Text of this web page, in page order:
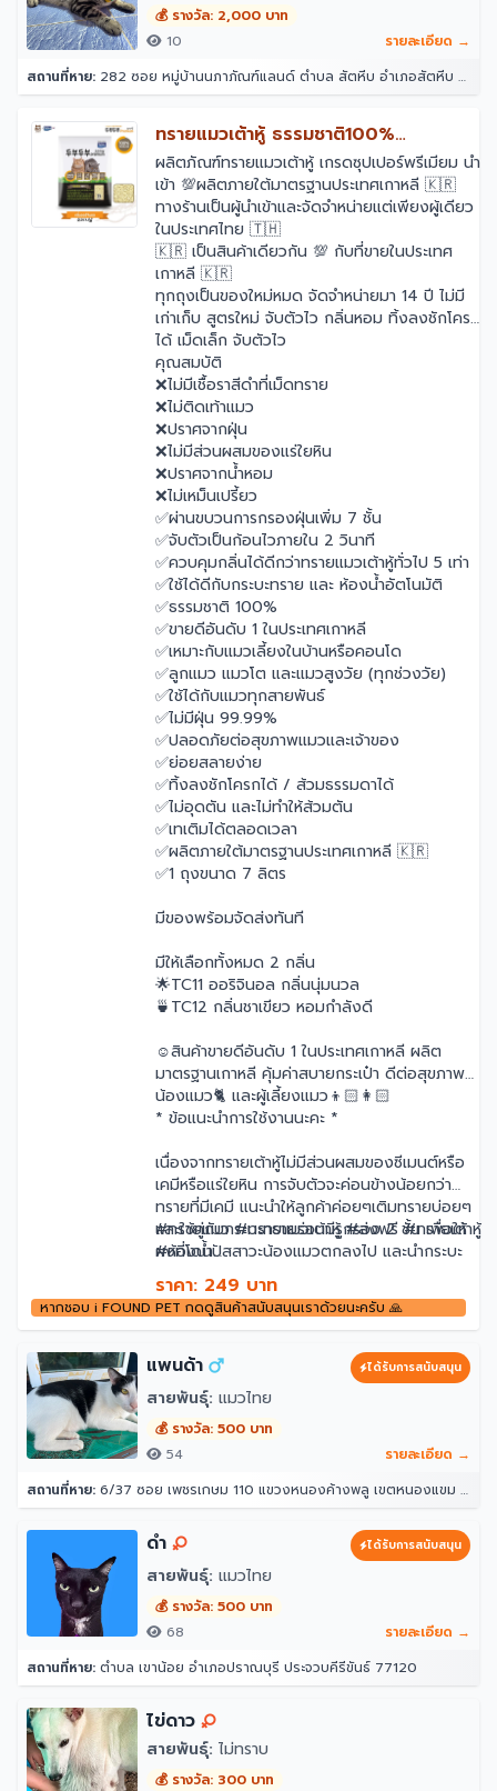
💰 รางวัล: 2,000 บาท
10
รายละเอียด →
สถานที่หาย: 282 ซอย หมู่บ้านนภาภัณฑ์แลนด์ ตำบล สัตหีบ อำเภอสัตหีบ ชลบุรี 20180
ทรายแมวเต้าหู้ ธรรมชาติ100%
TOFUTOFU Premium เกรดซุปเปอร์
พรีเมียม
ผลิตภัณฑ์ทรายแมวเต้าหู้ เกรดซุปเปอร์พรีเมียม นำ
เข้า 💯ผลิตภายใต้มาตรฐานประเทศเกาหลี 🇰🇷
ทางร้านเป็นผู้นำเข้าและจัดจำหน่ายแต่เพียงผู้เดียว
ในประเทศไทย 🇹🇭
🇰🇷 เป็นสินค้าเดียวกัน 💯 กับที่ขายในประเทศ
เกาหลี 🇰🇷
ทุกถุงเป็นของใหม่หมด จัดจำหน่ายมา 14 ปี ไม่มี
เก่าเก็บ สูตรใหม่ จับตัวไว กลิ่นหอม ทิ้งลงชักโครก
ได้ เม็ดเล็ก จับตัวไว
คุณสมบัติ
❌ไม่มีเชื้อราสีดำที่เม็ดทราย
❌ไม่ติดเท้าแมว
❌ปราศจากฝุ่น
❌ไม่มีส่วนผสมของแร่ใยหิน
❌ปราศจากน้ำหอม
❌ไม่เหม็นเปรี้ยว
✅ผ่านขบวนการกรองฝุ่นเพิ่ม 7 ชั้น
✅จับตัวเป็นก้อนไวภายใน 2 วินาที
✅ควบคุมกลิ่นได้ดีกว่าทรายแมวเต้าหู้ทั่วไป 5 เท่า
✅ใช้ได้ดีกับกระบะทราย และ ห้องน้ำอัตโนมัติ
✅ธรรมชาติ 100%
✅ขายดีอันดับ 1 ในประเทศเกาหลี
✅เหมาะกับแมวเลี้ยงในบ้านหรือคอนโด
✅ลูกแมว แมวโต และแมวสูงวัย (ทุกช่วงวัย)
✅ใช้ได้กับแมวทุกสายพันธ์
✅ไม่มีฝุ่น 99.99%
✅ปลอดภัยต่อสุขภาพแมวและเจ้าของ
✅ย่อยสลายง่าย
✅ทิ้งลงชักโครกได้ / ส้วมธรรมดาได้
✅ไม่อุดตัน และไม่ทำให้ส้วมตัน
✅เทเติมได้ตลอดเวลา
✅ผลิตภายใต้มาตรฐานประเทศเกาหลี 🇰🇷
✅1 ถุงขนาด 7 ลิตร
มีของพร้อมจัดส่งทันที
มีให้เลือกทั้งหมด 2 กลิ่น
🌟TC11 ออริจินอล กลิ่นนุ่มนวล
🍵TC12 กลิ่นชาเขียว หอมกำลังดี
☺️สินค้าขายดีอันดับ 1 ในประเทศเกาหลี ผลิต
มาตรฐานเกาหลี คุ้มค่าสบายกระเป๋า ดีต่อสุขภาพ
น้องแมว🐈 และผู้เลี้ยงแมว👦🏻👩🏻
* ข้อแนะนำการใช้งานนะคะ *
เนื่องจากทรายเต้าหู้ไม่มีส่วนผสมของซีเมนต์หรือ
เคมีหรือแร่ใยหิน การจับตัวจะค่อนข้างน้อยกว่า
ทรายที่มีเคมี แนะนำให้ลูกค้าค่อยๆเติมทรายบ่อยๆ
และใช้คู่กับกระบะทรายร่อนมีรูกรอง 2 ชั้น เพื่อให้
ผงที่โดนปัสสาวะน้องแมวตกลงไป และนำกระบะ
ด้านล่างที่มีผงเต้าหู้ที่จับตัวกับปัสสาวะน้องไปเททิ้ง
ลงในชักโครกได้ตามปกติ ทำความสะอาดทุกวัน
เติมกลิ่นใหม่ ผสมกลิ่นอื่นเพื่อเพิ่มความหอมได้นะ
#ทรายแมว #ทรายแมวเต้าหู้ #ส่งฟรี #ทรายเต้าหู้
#ห้องน้ำ
แมว#petfoodthailand#TOFUTOFUPREMIUM
ราคา: 249 บาท
หากชอบ i FOUND PET กดดูสินค้าสนับสนุนเราด้วยนะครับ 🙏
แพนด้า ได้รับการสนับสนุน
สายพันธุ์: แมวไทย
💰 รางวัล: 500 บาท
54
รายละเอียด →
สถานที่หาย: 6/37 ซอย เพชรเกษม 110 แขวงหนองค้างพลู เขตหนองแขม กรุงเทพมหานคร 10160
ดำ ได้รับการสนับสนุน
สายพันธุ์: แมวไทย
💰 รางวัล: 500 บาท
68
รายละเอียด →
สถานที่หาย: ตำบล เขาน้อย อำเภอปราณบุรี ประจวบคีรีขันธ์ 77120
ไข่ดาว
สายพันธุ์: ไม่ทราบ
💰 รางวัล: 300 บาท